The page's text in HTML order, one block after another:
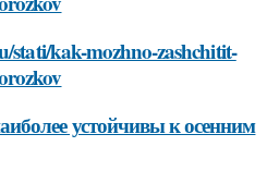
stati/kak-mozhno-zashchitit-
устойчивы к осенним